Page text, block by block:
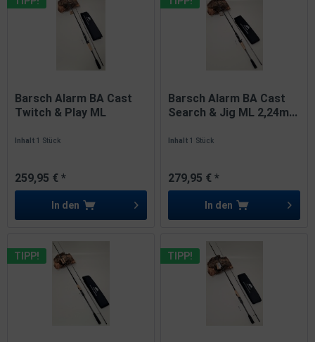
Barsch Alarm BA Cast
Twitch & Play ML
Inhalt1 Stück
259,95 € *
In den
Barsch Alarm BA Cast
Search & Jig ML 2,24m...
Inhalt1 Stück
279,95 € *
In den
TIPP! TIPP!